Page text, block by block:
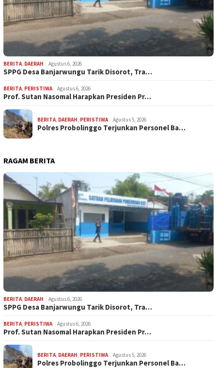
BERITA, DAERAH Agustus 6, 2026
SPPG Desa Banjarwungu Tarik Disorot, Tra…
BERITA, PERISTIWA Agustus 6, 2026
Prof. Sutan Nasomal Harapkan Presiden Pr…
BERITA, DAERAH, PERISTIWA Agustus 5, 2026
Polres Probolinggo Terjunkan Personel Ba…
RAGAM BERITA
BERITA, DAERAH Agustus 6, 2026
SPPG Desa Banjarwungu Tarik Disorot, Tra…
BERITA, PERISTIWA Agustus 6, 2026
Prof. Sutan Nasomal Harapkan Presiden Pr…
BERITA, DAERAH, PERISTIWA Agustus 5, 2026
Polres Probolinggo Terjunkan Personel Ba…